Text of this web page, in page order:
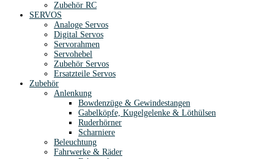
Zubehör RC
SERVOS
Analoge Servos
Digital Servos
Servorahmen
Servohebel
Zubehör Servos
Ersatzteile Servos
Zubehör
Anlenkung
Bowdenzüge & Gewindestangen
Gabelköpfe, Kugelgelenke & Löthülsen
Ruderhörner
Scharniere
Beleuchtung
Fahrwerke & Räder